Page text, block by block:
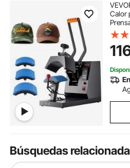
Calor
con
Búsquedas